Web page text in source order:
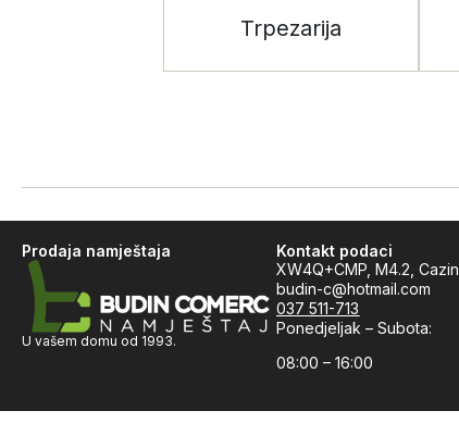
Trpezarija
Prodaja namještaja
U vašem domu od 1993.
Kontakt podaci
XW4Q+CMP, M4.2, Cazin
budin-c@hotmail.com
037 511-713
Ponedjeljak – Subota:
08:00 – 16:00